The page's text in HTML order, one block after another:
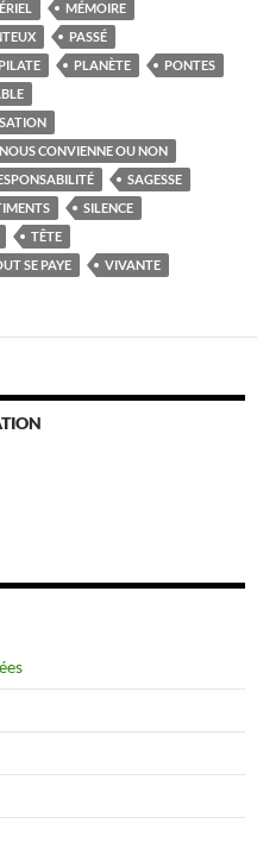
MÉMOIRE
PASSÉ
PILATE PLANÈTE
PONTES
CONVIENNE OU NON
SAGESSE
SILENCE
TÊTE
SE PAYE VIVANTE